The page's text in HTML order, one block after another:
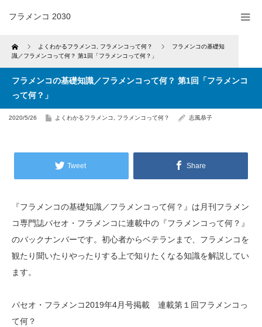
フラメンコ 2030
Home よくわかるフラメンコ フラメンコって何？
フラメンコの基礎知
識／フラメンコって何？ 第1回「フラメンコって何？」
フラメンコの基礎知識／フラメンコって何？ 第1回「フラメンコ
って何？」
2020/5/26 よくわかるフラメンコ フラメンコって何？ 志風恭子
Tweet Share
『フラメンコの基礎知識／フラメンコって何？』は月刊フラメン
コ専門誌パセオ・フラメンコに連載中の『フラメンコって何？』
のバックナンバーです。初心者からベテランまで、フラメンコを
観たり聞いたりやったりする上で知りたくなる知識を解説してい
ます。
パセオ・フラメンコ2019年4月号掲載 連載第１回フラメンコっ
て何？